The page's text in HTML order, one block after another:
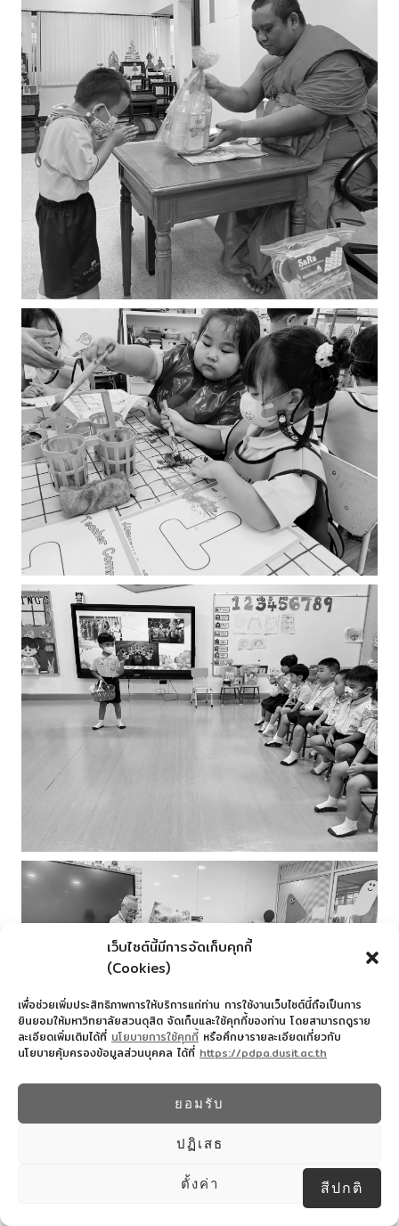
เว็บไซต์นี้มีการจัดเก็บคุกกี้
(Cookies)
เพื่อช่วยเพิ่มประสิทธิภาพการให้บริการแก่ท่าน การใช้งานเว็บไซต์นี้ถือเป็นการ
ยินยอมให้มหาวิทยาลัยสวนดุสิต จัดเก็บและใช้คุกกี้ของท่าน โดยสามารถดูราย
ละเอียดเพิ่มเติมได้ที่ นโยบายการใช้คุกกี้ หรือศึกษารายละเอียดเกี่ยวกับ
นโยบายคุ้มครองข้อมูลส่วนบุคคล ได้ที่ https://pdpa.dusit.ac.th
ยอมรับ
ปฏิเสธ
ตั้งค่า สีปกติ